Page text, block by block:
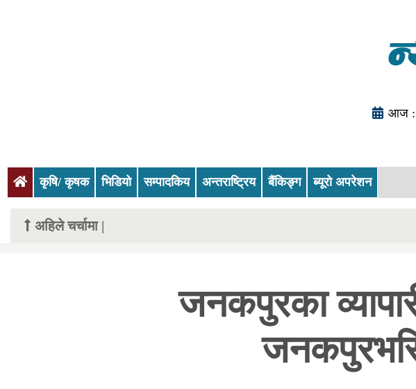
आज :
(current)
कृषि/ कृषक भिडियो सम्पादकिय अन्तराष्ट्रिय बैंकिङ्ग ब्यूरो अपरेशन
अहिले चर्चामा |
जनकपुरका